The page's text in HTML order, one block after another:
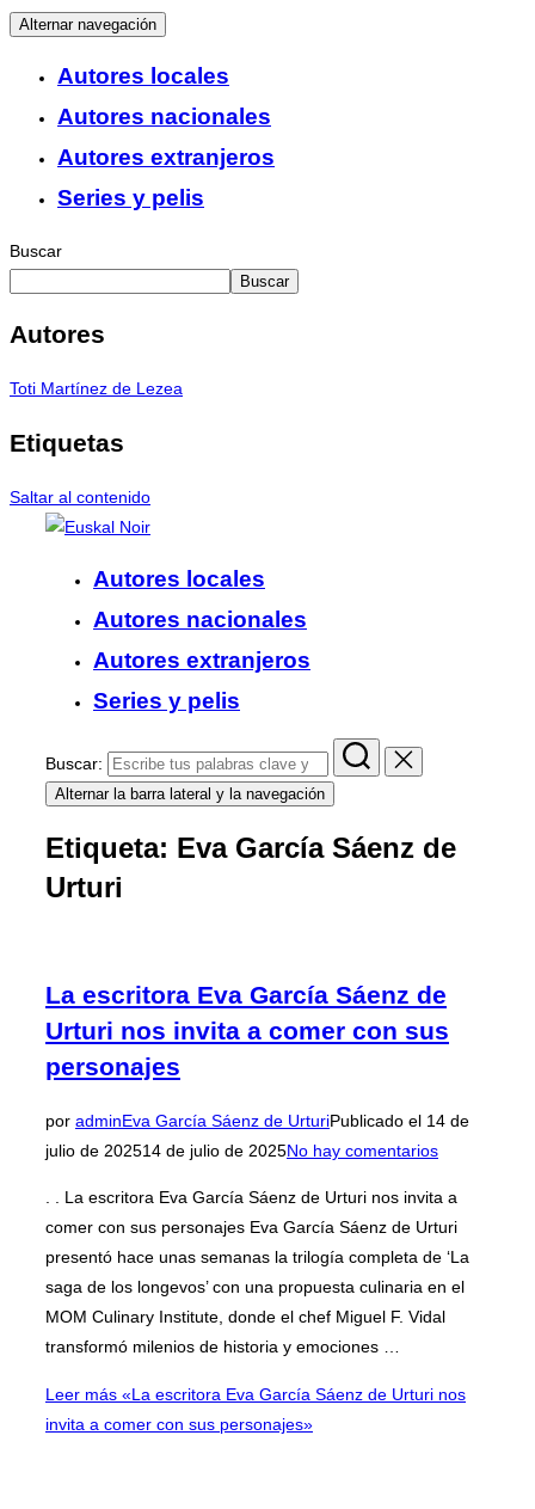
Alternar navegación
Autores locales
Autores nacionales
Autores extranjeros
Series y pelis
Buscar
Buscar
Autores
Toti Martínez de Lezea
Etiquetas
Saltar al contenido
Autores locales
Autores nacionales
Autores extranjeros
Series y pelis
Buscar:
Alternar la barra lateral y la navegación
Etiqueta: Eva García Sáenz de
Urturi
La escritora Eva García Sáenz de
Urturi nos invita a comer con sus
personajes
por adminEva García Sáenz de UrturiPublicado el 14 de
julio de 202514 de julio de 2025No hay comentarios
. . La escritora Eva García Sáenz de Urturi nos invita a
comer con sus personajes Eva García Sáenz de Urturi
presentó hace unas semanas la trilogía completa de ‘La
saga de los longevos’ con una propuesta culinaria en el
MOM Culinary Institute, donde el chef Miguel F. Vidal
transformó milenios de historia y emociones …
Leer más «La escritora Eva García Sáenz de Urturi nos
invita a comer con sus personajes»